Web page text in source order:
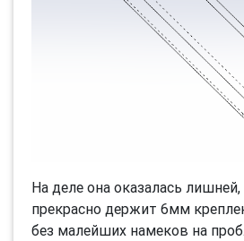
На деле она оказалась
прекрасно держит 6мм
без малейших намеков на